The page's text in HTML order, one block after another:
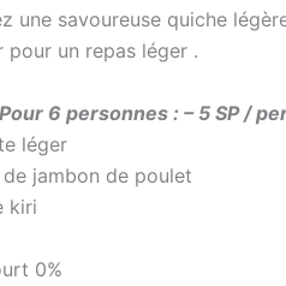
une savoureuse quiche
pour un repas léger .
Pour 6 personnes : – 5 SP /
léger
jambon de poulet
kiri
0%